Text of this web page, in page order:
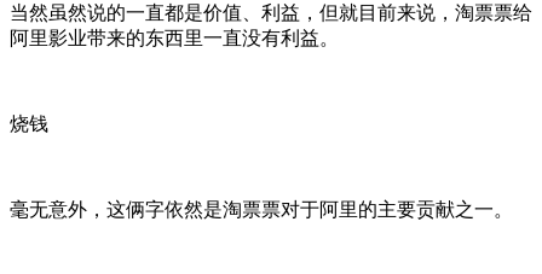
当然虽然说的一直都是价值、利益，但就目前来说，淘票票给
阿里影业带来的东西里一直没有利益。
烧钱
毫无意外，这俩字依然是淘票票对于阿里的主要贡献之一。